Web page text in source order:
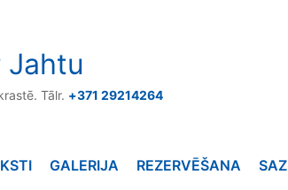
Jahtu
Tālr. +371 29214264
GALERIJA REZERVĒŠANA